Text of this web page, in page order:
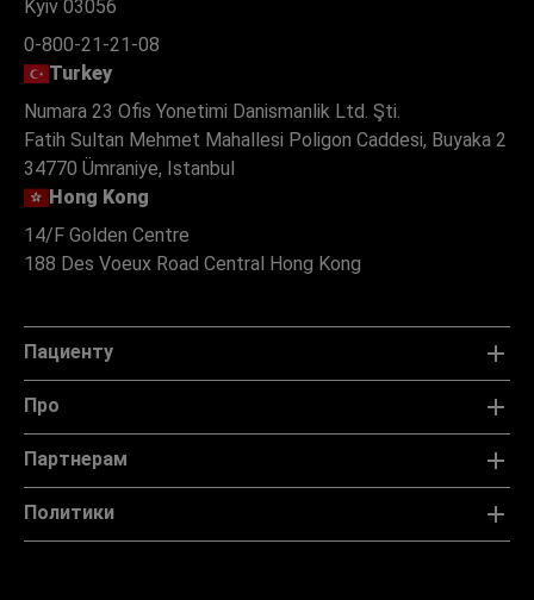
Kyiv 03056
0-800-21-21-08
Turkey
Numara 23 Ofis Yonetimi Danismanlik Ltd. Şti.
Fatih Sultan Mehmet Mahallesi Poligon Caddesi, Buyaka 2
34770 Ümraniye, Istanbul
Hong Kong
14/F Golden Centre
188 Des Voeux Road Central Hong Kong
Пациенту
Про
Партнерам
Политики